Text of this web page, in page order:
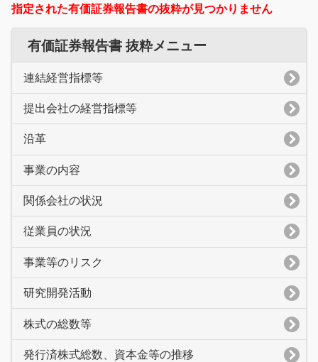
指定された有価証券報告書の抜粋が見つかりません
有価証券報告書 抜粋メニュー
連結経営指標等
提出会社の経営指標等
沿革
事業の内容
関係会社の状況
従業員の状況
事業等のリスク
研究開発活動
株式の総数等
発行済株式総数、資本金等の推移